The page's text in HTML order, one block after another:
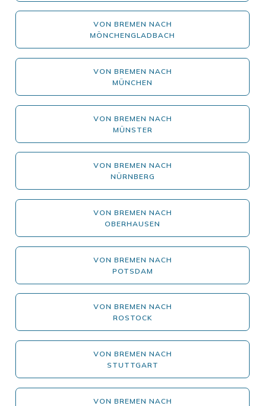
VON BREMEN NACH
MÖNCHENGLADBACH
VON BREMEN NACH
MÜNCHEN
VON BREMEN NACH
MÜNSTER
VON BREMEN NACH
NÜRNBERG
VON BREMEN NACH
OBERHAUSEN
VON BREMEN NACH
POTSDAM
VON BREMEN NACH
ROSTOCK
VON BREMEN NACH
STUTTGART
VON BREMEN NACH